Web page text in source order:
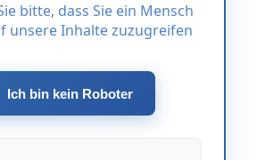
bitte, dass Sie ein Mensch
unsere Inhalte zuzugreifen
Ich bin kein Roboter